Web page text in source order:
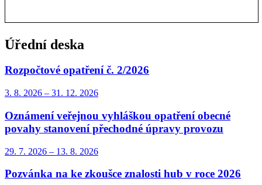
Úřední deska
Rozpočtové opatření č. 2/2026
3. 8. 2026 – 31. 12. 2026
Oznámení veřejnou vyhláškou opatření obecné
povahy stanovení přechodné úpravy provozu
29. 7. 2026 – 13. 8. 2026
Pozvánka na ke zkoušce znalosti hub v roce 2026